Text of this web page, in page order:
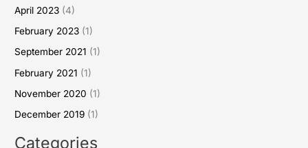
April 2023 (4)
February 2023 (1)
September 2021 (1)
February 2021 (1)
November 2020 (1)
December 2019 (1)
Categories